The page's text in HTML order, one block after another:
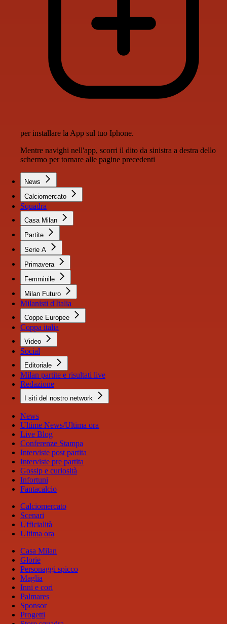
per installare la App sul tuo Iphone.
Mentre navighi nell'app, scorri il dito da sinistra a destra dello
schermo per tornare alle pagine precedenti
News
Calciomercato
Squadra
Casa Milan
Partite
Serie A
Primavera
Femminile
Milan Futuro
Milanisti d'Italia
Coppe Europee
Coppa italia
Video
Social
Editoriale
Milan partite e risultati live
Redazione
I siti del nostro network
News
Ultime News/Ultima ora
Live Blog
Conferenze Stampa
Interviste post partita
Interviste pre partita
Gossip e curiosità
Infortuni
Fantacalcio
Calciomercato
Scenari
Ufficialità
Ultima ora
Casa Milan
Glorie
Personaggi spicco
Maglia
Inni e cori
Palmares
Sponsor
Progetti